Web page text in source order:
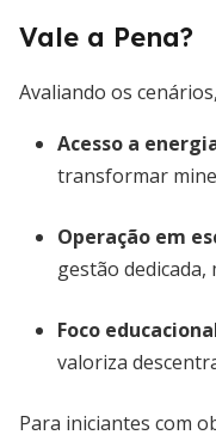
Vale a Pena?
Avaliando os
Acesso a
transformar
Operação em
gestão
Foco
valoriza
Para iniciantes com